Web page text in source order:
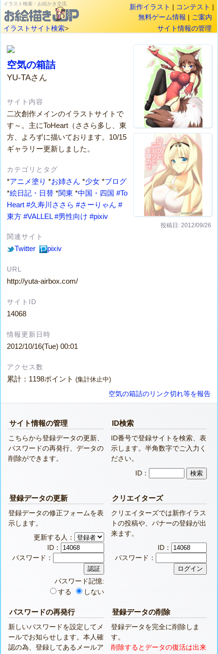
イラスト検索・お絵かき交流 新作イラスト | コンテスト |
無料ゲーム情報 | ご案内
イラストサイト検索> サイト情報の管理
投稿日: 2012/09/26
空気の箱詰
YU-TAさん
サイト内容
二次創作メインのイラストサイトで
す～。主にToHeart（ささら多し、東
方、よろずに描いております。10/15
ギャラリー更新しました。
カテゴリとタグ
*アニメ塗り *お姉さん *少女 *ブログ
*絵日記・日替 *関東 *中国・四国 #To
Heart #久寿川ささら #さーりゃん #
東方 #VALLEL #男性向け #pixiv
関連サイト
Twitter pixiv
URL
http://yuta-airbox.com/
サイトID
14068
情報更新日時
2012/10/16(Tue) 00:01
アクセス数
累計：1198ポイント(集計休止中)
空気の箱詰のリンク切れ等を報告
サイト情報の管理
こちらから登録データの更新、
パスワードの再発行、データの
削除ができます。
ID検索
ID番号で登録サイトを検索、表
示します。半角数字でご入力く
ださい。
ID：
登録データの更新
登録データの修正フォームを表
示します。
更新する人：
ID：
パスワード：
パスワード記憶:
する
しない
クリエイターズ
クリエイターズでは新作イラス
トの投稿や、バナーの登録が出
来ます。
ID：
パスワード：
パスワードの再発行
新しいパスワードを設定してメ
ールでお知らせします。本人確
認の為、登録してあるメールア
登録データの削除
登録データを完全に削除しま
す。
削除するとデータの復活は出来